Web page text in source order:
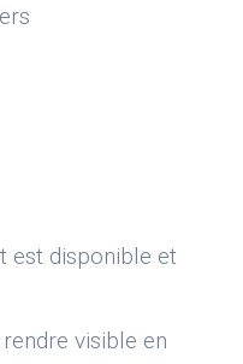
est disponible et
visible en